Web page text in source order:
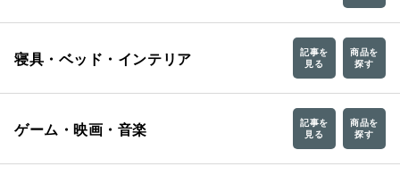
寝具・ベッド・インテリア
記事を
見る
商品を
探す
ゲーム・映画・音楽
記事を
見る
商品を
探す